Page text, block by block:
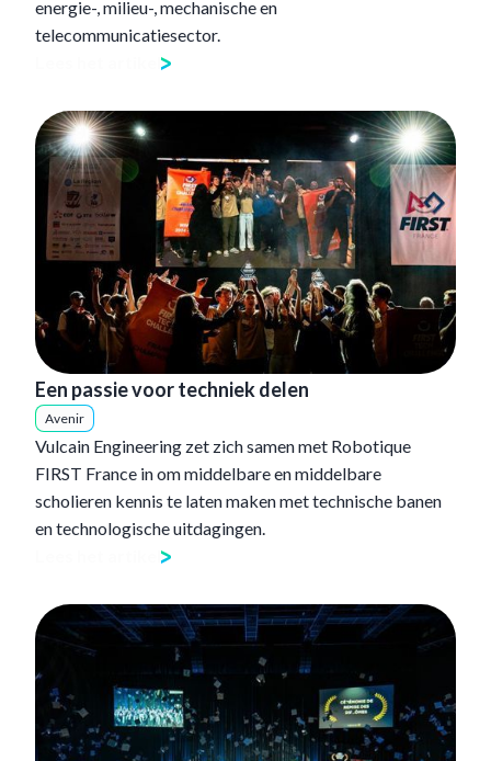
energie-, milieu-, mechanische en
telecommunicatiesector.
Een passie voor techniek delen
Avenir
Vulcain Engineering zet zich samen met Robotique
FIRST France in om middelbare en middelbare
scholieren kennis te laten maken met technische banen
en technologische uitdagingen.